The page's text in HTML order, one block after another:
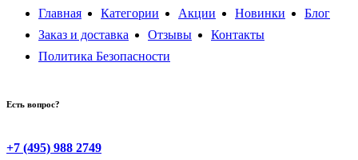
Главная Категории Акции Новинки
Блог
Заказ и доставка
Отзывы
Контакты
Политика Безопасности
Есть вопрос?
+7 (495) 988 2749